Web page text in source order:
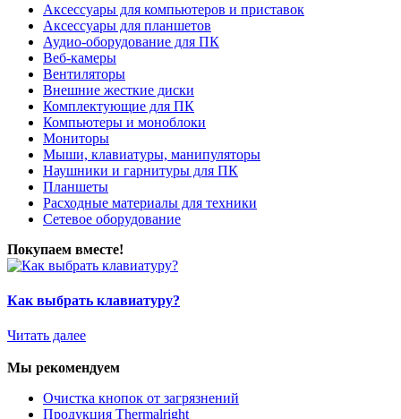
Аксессуары для компьютеров и приставок
Аксессуары для планшетов
Аудио-оборудование для ПК
Веб-камеры
Вентиляторы
Внешние жесткие диски
Комплектующие для ПК
Компьютеры и моноблоки
Мониторы
Мыши, клавиатуры, манипуляторы
Наушники и гарнитуры для ПК
Планшеты
Расходные материалы для техники
Сетевое оборудование
Покупаем вместе!
Как выбрать клавиатуру?
Читать далее
Мы рекомендуем
Очистка кнопок от загрязнений
Продукция Thermalright